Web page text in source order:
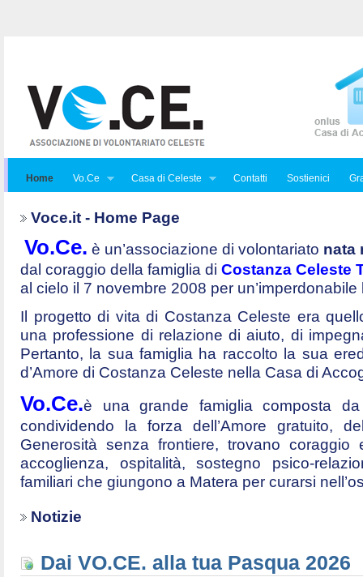
Home Vo.Ce Casa di Celeste Contatti Sostienici
Voce.it - Home Page
Vo.Ce. è un’associazione di volontariato nata
dal coraggio della famiglia di Costanza Celeste
al cielo il 7 novembre 2008 per
Il progetto di vita di Costanza Celeste era
una professione di relazione di aiuto, di
Pertanto, la sua famiglia ha raccolto la sua
d’Amore di Costanza Celeste nella Casa di
Vo.Ce.è una grande famiglia composta
condividendo la forza dell’Amore gratuito,
Generosità senza frontiere, trovano
accoglienza, ospitalità, sostegno psico-
familiari che giungono a Matera per curarsi
Notizie
Dai VO.CE. alla tua Pasqua 2026